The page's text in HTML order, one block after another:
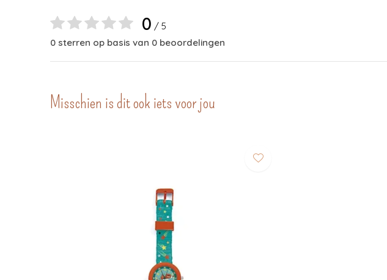
0 / 5
0 sterren op basis van 0 beoordelingen
Misschien is dit ook iets voor jou